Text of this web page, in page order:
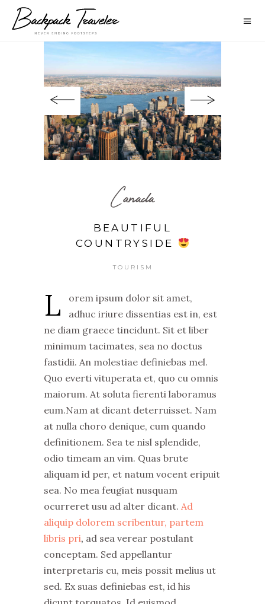
Canada
BEAUTIFUL
COUNTRYSIDE
TOURISM
L
orem ipsum dolor sit amet,
adhuc iriure dissentias est in, est
ne diam graece tincidunt. Sit et liber
minimum tacimates, sea no doctus
fastidii. An molestiae definiebas mel.
Quo everti vituperata et, quo cu omnis
maiorum. At soluta fierenti laboramus
eum.Nam at dicant deterruisset. Nam
at nulla choro denique, cum quando
definitionem. Sea te nisl splendide,
odio timeam an vim. Quas brute
aliquam id per, et natum vocent eripuit
sea. No mea feugiat nusquam
ocurreret usu ad alter dicant. Ad
aliquip dolorem scribentur, partem
libris pri, ad sea verear postulant
conceptam. Sed appellantur
interpretaris cu, meis possit melius ut
sed. Ex suas definiebas est, id his